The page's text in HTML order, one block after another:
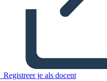
Registreer je als docent